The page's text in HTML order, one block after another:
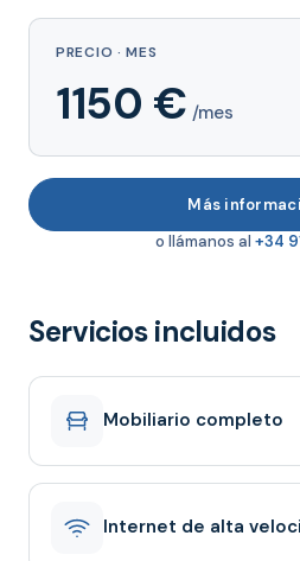
PRECIO · MES
1150 € /mes
Más
o llámanos al +34
Servicios incluidos
Mobiliario completo
Internet de alta